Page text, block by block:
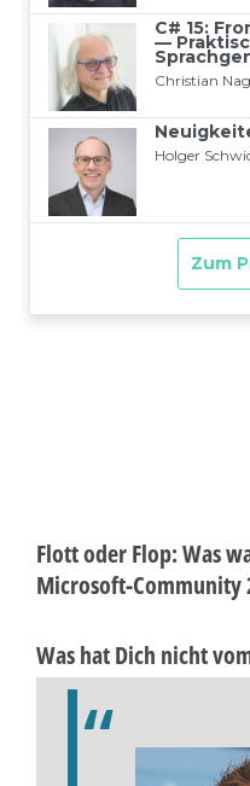
Flott oder Flop: Was
Microsoft-Community
Was hat Dich nicht